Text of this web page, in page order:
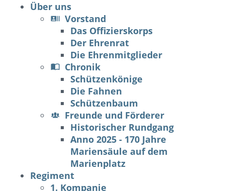
Über uns
Vorstand
Das Offizierskorps
Der Ehrenrat
Die Ehrenmitglieder
Chronik
Schützenkönige
Die Fahnen
Schützenbaum
Freunde und Förderer
Historischer Rundgang
Anno 2025 - 170 Jahre
Mariensäule auf dem
Marienplatz
Regiment
1. Kompanie